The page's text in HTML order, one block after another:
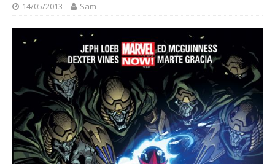
14/05/2013 Sam